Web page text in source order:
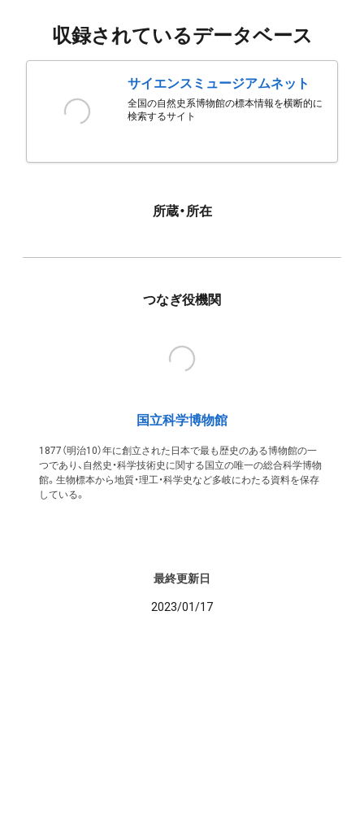
収録されているデータベース
サイエンスミュージアムネット
全国の自然史系博物館の標本情報を横断的に
検索するサイト
所蔵・所在
つなぎ役機関
国立科学博物館
1877（明治10）年に創立された日本で最も歴史のある博物館の一
つであり、自然史・科学技術史に関する国立の唯一の総合科学博物
館。生物標本から地質・理工・科学史など多岐にわたる資料を保存
している。
最終更新日
2023/01/17